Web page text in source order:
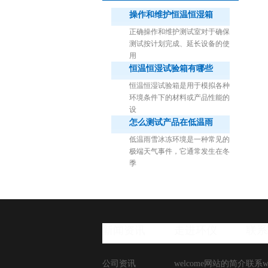
操作和维护恒温恒湿箱
正确操作和维护测试室对于确保
测试按计划完成、延长设备的使
用
恒温恒湿试验箱有哪些
恒温恒湿试验箱是用于模拟各种
环境条件下的材料或产品性能的
设
怎么测试产品在低温雨
低温雨雪冰冻环境是一种常见的
极端天气事件，它通常发生在冬
季
公司资讯 welcome网站的简介联系